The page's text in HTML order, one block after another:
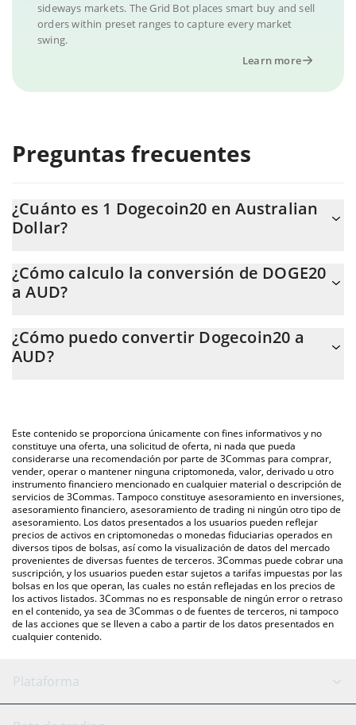
sideways markets. The Grid Bot places smart buy and sell
orders within preset ranges to capture every market
swing.
Learn more
Preguntas frecuentes
¿Cuánto es 1 Dogecoin20 en Australian
Dollar?
En este momento, 1 Dogecoin20 equivale a 0.00000142 AUD.
¿Cómo calculo la conversión de DOGE20
a AUD?
fácilmente el precio de conversión de DOGE20 a AUD. Solo
necesitas ingresar la cantidad de Dogecoin20 en el campo
También puedes utilizar nuestra tabla de precios de Dogecoin20
que se encuentra arriba para verificar el último precio de
Dogecoin20 en las principales monedas fiduciarias y
criptomonedas.
¿Cómo puedo convertir Dogecoin20 a
AUD?
otras.
Este contenido se proporciona únicamente con fines informativos y no
constituye una oferta, una solicitud de oferta, ni nada que pueda
considerarse una recomendación por parte de 3Commas para comprar,
vender, operar o mantener ninguna criptomoneda, valor, derivado u otro
instrumento financiero mencionado en cualquier material o descripción de
servicios de 3Commas. Tampoco constituye asesoramiento en inversiones,
asesoramiento financiero, asesoramiento de trading ni ningún otro tipo de
asesoramiento. Los datos presentados a los usuarios pueden reflejar
precios de activos en criptomonedas o monedas fiduciarias operados en
diversos tipos de bolsas, así como la visualización de datos del mercado
provenientes de diversas fuentes de terceros. 3Commas puede cobrar una
suscripción, y los usuarios pueden estar sujetos a tarifas impuestas por las
bolsas en los que operan, las cuales no están reflejadas en los precios de
los activos listados. 3Commas no es responsable de ningún error o retraso
en el contenido, ya sea de 3Commas o de fuentes de terceros, ni tampoco
de las acciones que se lleven a cabo a partir de los datos presentados en
cualquier contenido.
Plataforma